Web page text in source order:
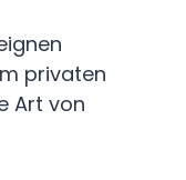
privaten
Art von